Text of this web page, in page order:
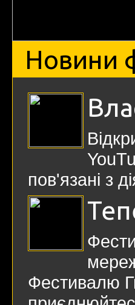
Новини
пов'язані з
Фестивалю